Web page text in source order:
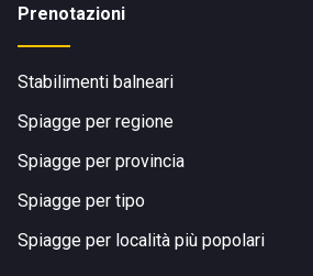
Prenotazioni
Stabilimenti balneari
Spiagge per regione
Spiagge per provincia
Spiagge per tipo
Spiagge per località più popolari